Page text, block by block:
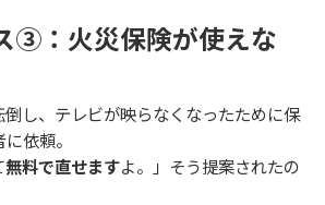
③：火災保険が使えな
し、テレビが映らなくなったために保
依頼。
無料で直せますよ。」そう提案されたの